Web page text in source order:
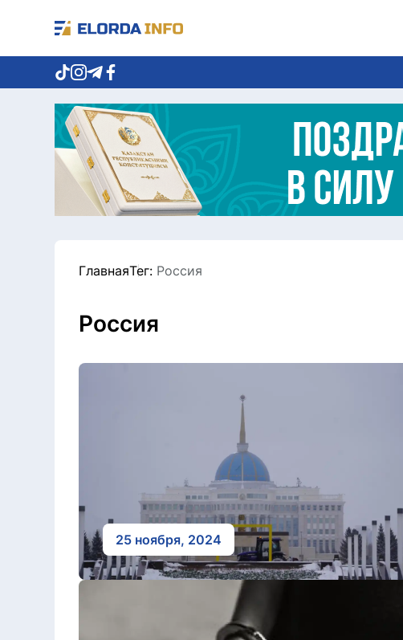
ГлавнаяТег: Россия
Россия
25 ноября, 2024